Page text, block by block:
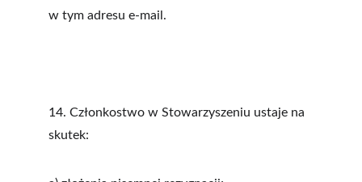
w tym adresu e-mail.
14. Członkostwo w Stowarzyszeniu ustaje na
skutek: